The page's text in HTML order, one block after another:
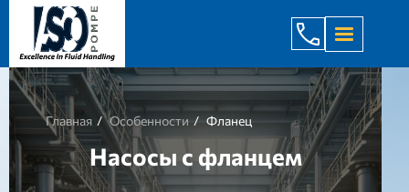
+998 971
Главная Особенности Фланец
Насосы с фланцем